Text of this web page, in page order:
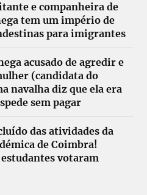
e companheira de
tem um império de
para imigrantes
acusado de agredir e
(candidata do
navalha diz que ela era
sem pagar
das atividades da
de Coimbra!
estudantes votaram